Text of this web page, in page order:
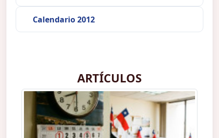
Calendario 2012
ARTÍCULOS